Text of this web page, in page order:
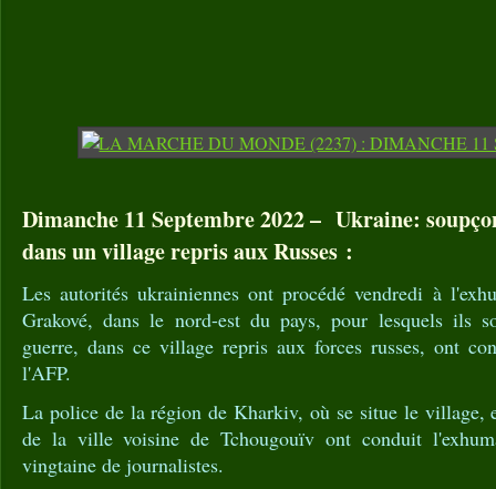
Dimanche 11 Septembre 2022 – Ukraine:
dans un village repris aux Russes :
Les autorités ukrainiennes ont procédé vendredi à
Grakové, dans le nord-est du pays, pour lesquels ils
guerre, dans ce village repris aux forces russes, ont
l'AFP.
La police de la région de Kharkiv, où se situe le village,
de la ville voisine de Tchougouïv ont conduit
vingtaine de journalistes.